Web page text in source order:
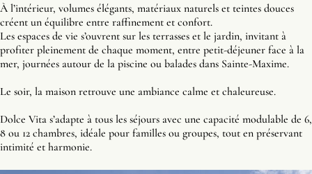
À l’intérieur, volumes élégants, matériaux naturels et teintes douces
créent un équilibre entre raffinement et confort.
Les espaces de vie s’ouvrent sur les terrasses et le jardin, invitant à
profiter pleinement de chaque moment, entre petit-déjeuner face à la
mer, journées autour de la piscine ou balades dans Sainte-Maxime.
Le soir, la maison retrouve une ambiance calme et chaleureuse.
Dolce Vita s’adapte à tous les séjours avec une capacité modulable de 6,
8 ou 12 chambres, idéale pour familles ou groupes, tout en préservant
intimité et harmonie.